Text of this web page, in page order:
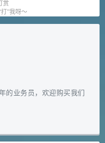
赏
”我呀～
的业务员，欢迎购买我们